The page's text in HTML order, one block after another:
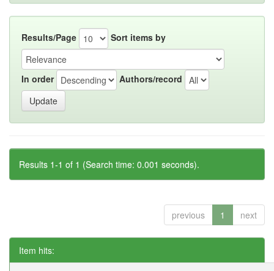
Results/Page Sort items by
In order Authors/record
Results 1-1 of 1 (Search time: 0.001 seconds).
previous 1 next
Item hits: